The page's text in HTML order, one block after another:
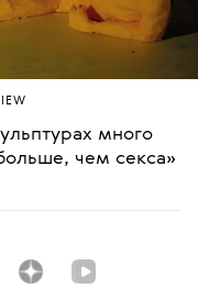
много
чем секса»